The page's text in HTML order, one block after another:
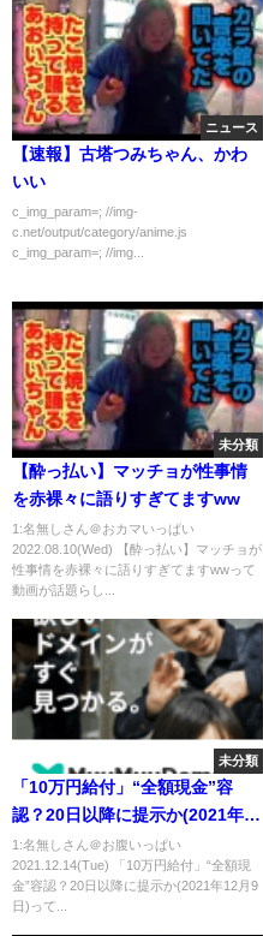
ニュース
【速報】古塔つみちゃん、かわ
いい
c_img_param=; //img-
c.net/output/category/anime.js
c_img_param=; //img...
未分類
【酔っ払い】マッチョが性事情
を赤裸々に語りすぎてますww
1:名無しさん＠おカマいっぱい
2022.08.10(Wed) 【酔っ払い】マッチョが
性事情を赤裸々に語りすぎてますwwって
動画が話題らし...
未分類
「10万円給付」“全額現金”容
認？20日以降に提示か(2021年12
月9日)
1:名無しさん＠お腹いっぱい
2021.12.14(Tue) 「10万円給付」“全額現
金”容認？20日以降に提示か(2021年12月9
日)って...